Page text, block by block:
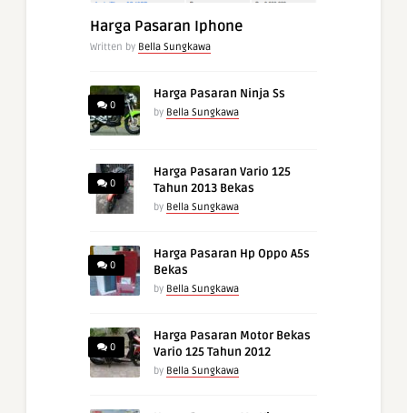
Harga Pasaran Iphone
Written by Bella Sungkawa
0
Harga Pasaran Ninja Ss
by Bella Sungkawa
0
Harga Pasaran Vario 125
Tahun 2013 Bekas
by Bella Sungkawa
0
Harga Pasaran Hp Oppo A5s
Bekas
by Bella Sungkawa
0
Harga Pasaran Motor Bekas
Vario 125 Tahun 2012
by Bella Sungkawa